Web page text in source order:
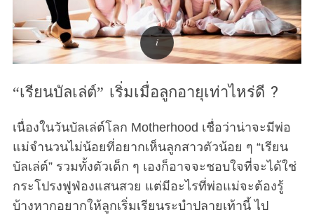
“เรียนบัลเล่ต์” เริ่มเมื่อลูกอายุเท่าไหร่ดี ?
เนื่องในวันบัลเล่ต์โลก Motherhood เชื่อว่าน่าจะมีพ่อ
แม่จำนวนไม่น้อยที่อยากเห็นลูกสาวตัวน้อย ๆ “เรียน
บัลเล่ต์” รวมทั้งตัวเด็ก ๆ เองก็อาจจะชอบใจที่จะได้ใช่
กระโปรงฟูฟ่องแสนสวย แต่มีอะไรที่พ่อแม่จะต้องรู้
บ้างหากอยากให้ลูกเริ่มเรียนระบำปลายเท้านี้ ไป